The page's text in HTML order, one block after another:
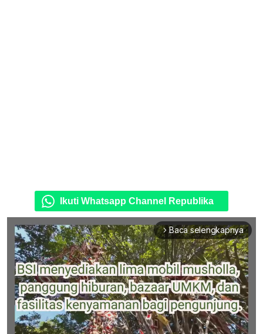
Ikuti Whatsapp Channel Republika
arrow_forward_ios Baca selengkapnya